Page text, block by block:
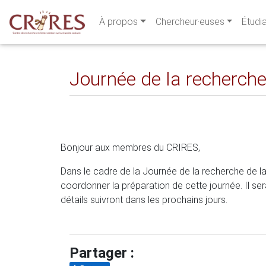
À propos Chercheur·euses
Journée de la
Bonjour aux membres du CRIRES,
Dans le cadre de la Journée de la recherche de
coordonner la préparation de cette journée. Il
détails suivront dans les prochains jours.
Partager :